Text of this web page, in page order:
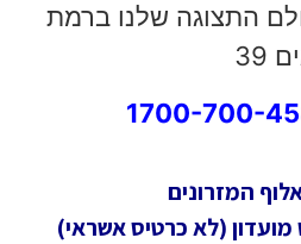
התצוגה שלנו ברמת
המזרונים
(לא כרטיס אשראי)